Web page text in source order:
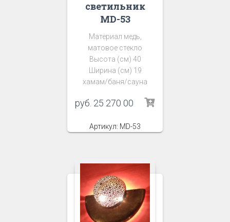
светильник
MD-53
Материал медь,
матовое стекло
Высота (см) 40
Ширина (см) 19
хамам/баня/сауна
руб. 25 270 00
Артикул: MD-53